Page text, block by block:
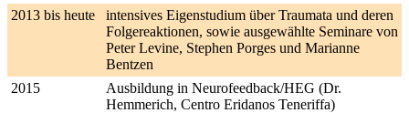
2013 bis heute
intensives Eigenstudium über Traumata und deren
Folgereaktionen, sowie ausgewählte Seminare von
Peter Levine, Stephen Porges und Marianne
Bentzen
2015
Ausbildung in Neurofeedback/HEG (Dr.
Hemmerich, Centro Eridanos Teneriffa)